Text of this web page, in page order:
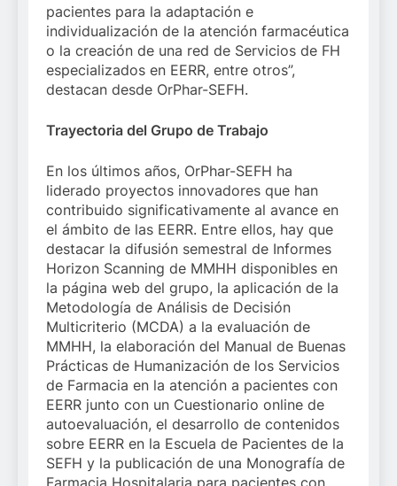
pacientes para la adaptación e
individualización de la atención farmacéutica
o la creación de una red de Servicios de FH
especializados en EERR, entre otros”,
destacan desde OrPhar-SEFH.
Trayectoria del Grupo de Trabajo
En los últimos años, OrPhar-SEFH ha
liderado proyectos innovadores que han
contribuido significativamente al avance en
el ámbito de las EERR. Entre ellos, hay que
destacar la difusión semestral de Informes
Horizon Scanning de MMHH disponibles en
la página web del grupo, la aplicación de la
Metodología de Análisis de Decisión
Multicriterio (MCDA) a la evaluación de
MMHH, la elaboración del Manual de Buenas
Prácticas de Humanización de los Servicios
de Farmacia en la atención a pacientes con
EERR junto con un Cuestionario online de
autoevaluación, el desarrollo de contenidos
sobre EERR en la Escuela de Pacientes de la
SEFH y la publicación de una Monografía de